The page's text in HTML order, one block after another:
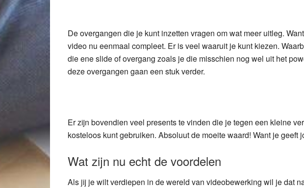
De overgangen die je kunt inzetten vragen om wat meer uitleg.
video nu eenmaal compleet. Er is veel waaruit je kunt kiezen.
die ene slide of overgang zoals je die misschien nog wel uit het
deze overgangen gaan een stuk verder.
Er zijn bovendien veel presents te vinden die je tegen een kleine
kosteloos kunt gebruiken. Absoluut de moeite waard! Want je geeft
Wat zijn nu echt de voordelen
Als jij je wilt verdiepen in de wereld van videobewerking wil je dat